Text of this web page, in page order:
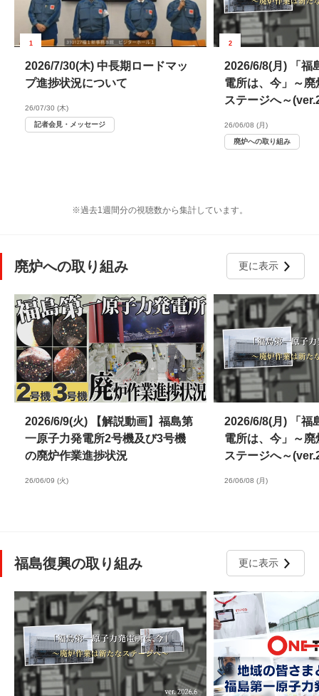
1
2026/7/30(木) 中長期ロードマッ
プ進捗状況について
26/07/30 (木)
記者会見・メッセージ
2
2026/6/8(月) 「福
電所は、今」～
ステージへ～
26/06/08 (月)
廃炉への取り組み
※過去1週間分の視聴数から集計しています。
廃炉への取り組み 更に表示
2026/6/9(火) 【解説動画】福島第
一原子力発電所2号機及び3号機
の廃炉作業進捗状況
26/06/09 (火)
2026/6/8(月) 「福
電所は、今」～
ステージへ～
26/06/08 (月)
福島復興の取り組み 更に表示